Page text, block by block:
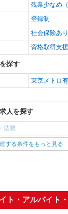
残業少なめ
登録制
社会保険あり
資格取得支
探す
東京メトロ
人を探す
法務
の求人を探す
即日勤務OK
Web面接OK
する条件をもっと見る
ト・アルバイト